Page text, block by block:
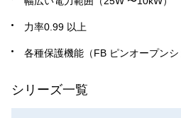
力率0.99 以上
各種保護機能（FB ピンオープンシ
シリーズ一覧